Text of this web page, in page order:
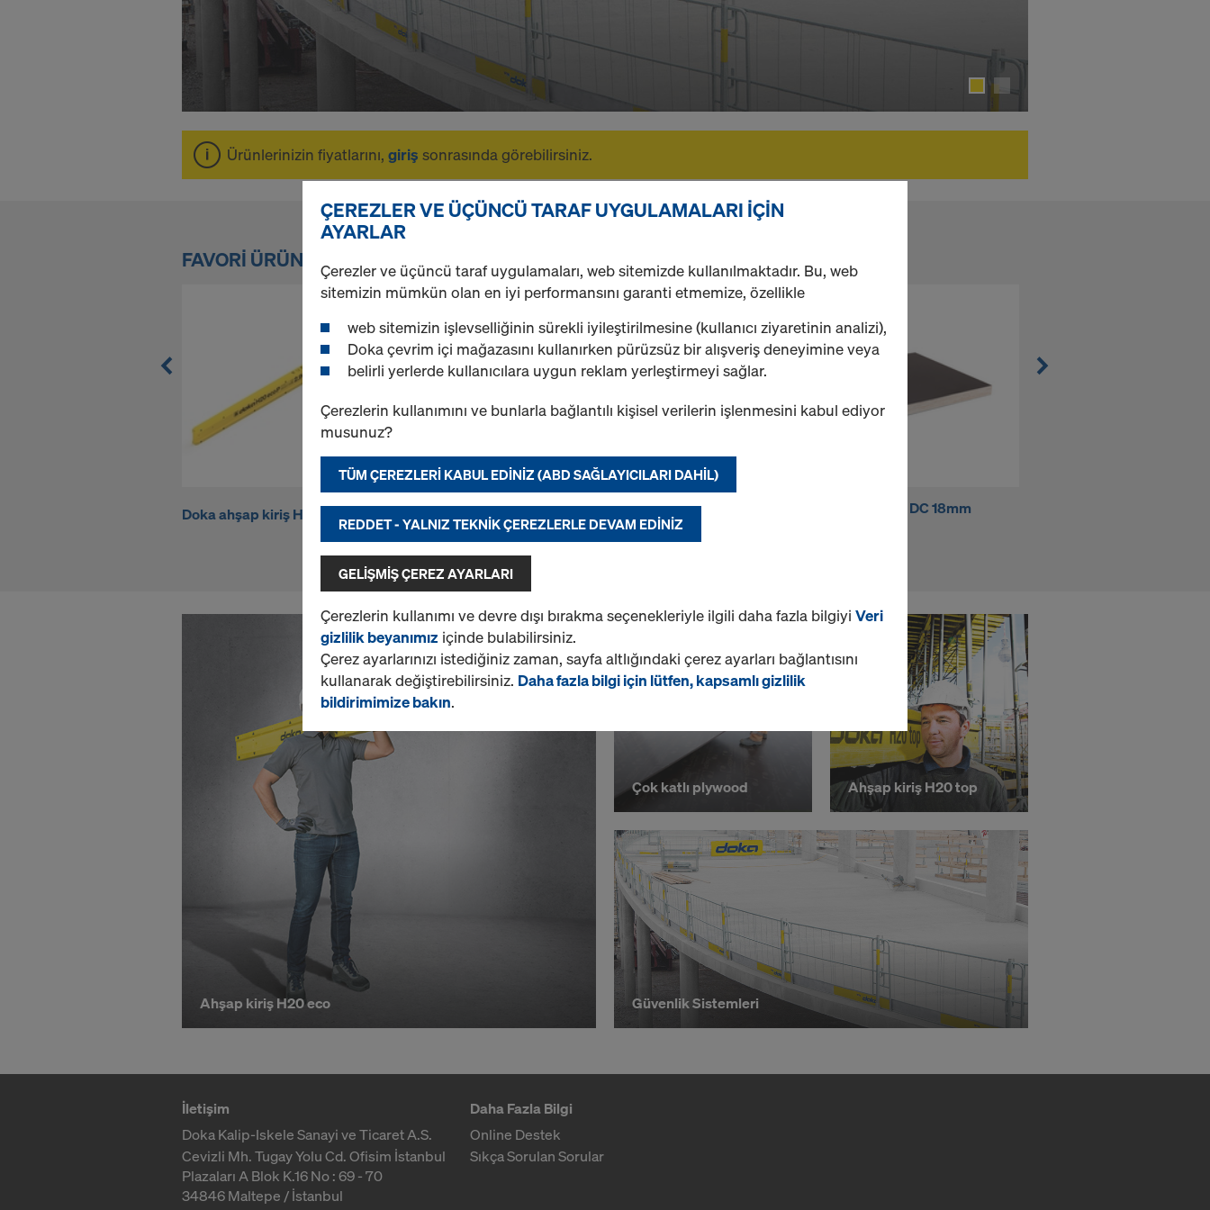
n
i
e
ğ
a
s
a
t
ı
Ürünlerinizin fiyatlarını, giriş sonrasında görebilirsiniz.
FAVORI ÜRÜNLER
Doka ahşap kiriş H20 eco P Doka ahşap kiriş H20 top P
DokaPly Birch DC 21mm
125/250cm
DokaPly Birch DC 18mm
Ahşap kiriş H20 eco
Çok katlı plywood Ahşap kiriş H20 top
Güvenlik Sistemleri
İletişim
Doka Kalip-Iskele Sanayi ve Ticaret A.S.
Cevizli Mh. Tugay Yolu Cd. Ofisim İstanbul
Plazaları A Blok K.16 No : 69 - 70
34846 Maltepe / İstanbul
Daha Fazla Bilgi
Online Destek
Sıkça Sorulan Sorular
ÇEREZLER VE ÜÇÜNCÜ TARAF UYGULAMALARI IÇIN
AYARLAR
Çerezler ve üçüncü taraf uygulamaları, web sitemizde kullanılmaktadır. Bu, web
sitemizin mümkün olan en iyi performansını garanti etmemize, özellikle
web sitemizin işlevselliğinin sürekli iyileştirilmesine (kullanıcı ziyaretinin analizi),
Doka çevrim içi mağazasını kullanırken pürüzsüz bir alışveriş deneyimine veya
belirli yerlerde kullanıcılara uygun reklam yerleştirmeyi sağlar.
Çerezlerin kullanımını ve bunlarla bağlantılı kişisel verilerin işlenmesini kabul ediyor
musunuz?
TÜM ÇEREZLERI KABUL EDINIZ (ABD SAĞLAYICILARI DAHIL)
REDDET - YALNIZ TEKNIK ÇEREZLERLE DEVAM EDINIZ
GELIŞMIŞ ÇEREZ AYARLARI
Çerezlerin kullanımı ve devre dışı bırakma seçenekleriyle ilgili daha fazla bilgiyi Veri
gizlilik beyanımız içinde bulabilirsiniz.
Çerez ayarlarınızı istediğiniz zaman, sayfa altlığındaki çerez ayarları bağlantısını
kullanarak değiştirebilirsiniz. Daha fazla bilgi için lütfen, kapsamlı gizlilik
bildirimimize bakın.